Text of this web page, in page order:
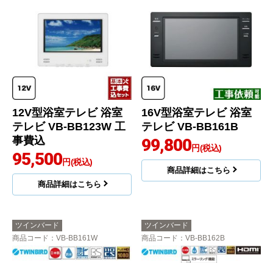
12V型浴室テレビ 浴室
テレビ VB-BB123W 工
事費込
95,500円(税込)
商品詳細はこちら
16V型浴室テレビ 浴室
テレビ VB-BB161B
99,800円(税込)
商品詳細はこちら
ツインバード
商品コード ：VB-BB161W
ツインバード
商品コード ：VB-BB162B